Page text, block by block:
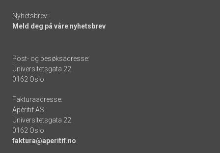
Nyhetsbrev:
Meld deg på våre nyhetsbrev
Post- og besøksadresse:
Universitetsgata 22
0162 Oslo
Fakturaadresse:
Apéritif AS
Universitetsgata 22
0162 Oslo
faktura@aperitif.no